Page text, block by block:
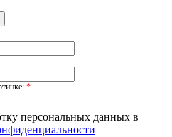
*
персональных данных в